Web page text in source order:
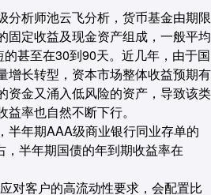
分析师池云飞分析，货币基金由期限
固定收益及现金资产组成，一般平均
甚至在30到90天。近几年，由于国
增长转型，资本市场整体收益预期有
资金又涌入低风险的资产，导致该类
率也自然不断下行。
半年期AAA级商业银行同业存单的
半年期国债的年到期收益率在
对客户的高流动性要求，会配置比